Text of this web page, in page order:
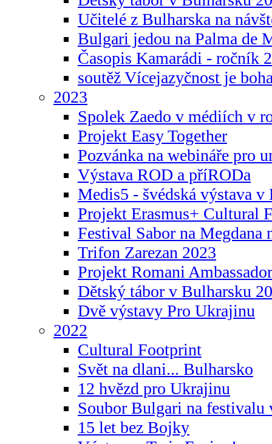
Učitelé z Bulharska na
Bulgari jedou na Palma de
Časopis Kamarádi - ročník
soutěž Vícejazyčnost je
2023
Spolek Zaedo v médiích v
Projekt Easy Together
Pozvánka na webináře pro
Výstava ROD a příRODa
Medis5 - švédská výstava v
Projekt Erasmus+ Cultural
Festival Sabor na Megdana
Trifon Zarezan 2023
Projekt Romani
Dětský tábor v Bulharsku
Dvě výstavy Pro Ukrajinu
2022
Cultural Footprint
Svět na dlani... Bulharsko
12 hvězd pro Ukrajinu
Soubor Bulgari na festivalu
15 let bez Bojky